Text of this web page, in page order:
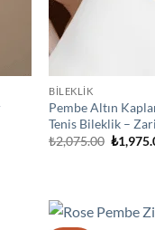
BİLEKLİK
Pembe Altın
Tenis Bileklik –
₺2,075.00 Orijinal
fiyat:
₺